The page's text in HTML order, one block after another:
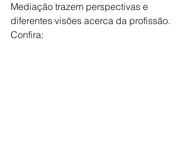
Mediação trazem perspectivas e
diferentes visões acerca da profissão.
Confira: